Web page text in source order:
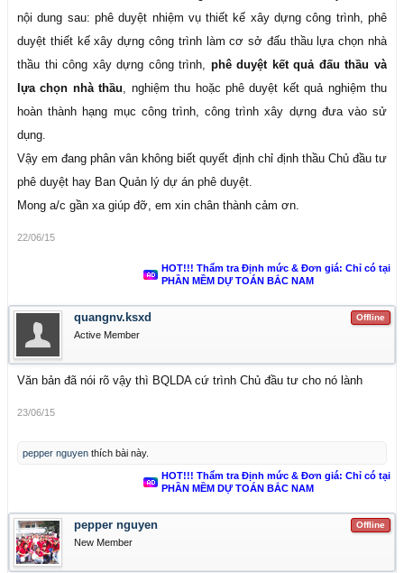
nội dung sau: phê duyệt nhiệm vụ thiết kế xây dựng công trình, phê
duyệt thiết kế xây dựng công trình làm cơ sở đấu thầu lựa chọn nhà
thầu thi công xây dựng công trình, phê duyệt kết quả đấu thầu và
lựa chọn nhà thầu, nghiệm thu hoặc phê duyệt kết quả nghiệm thu
hoàn thành hạng mục công trình, công trình xây dựng đưa vào sử
dụng.
Vậy em đang phân vân không biết quyết định chỉ định thầu Chủ đầu tư
phê duyệt hay Ban Quản lý dự án phê duyệt.
Mong a/c gần xa giúp đỡ, em xin chân thành cảm ơn.
22/06/15
HOT!!! Thẩm tra Định mức & Đơn giá: Chỉ có tại
PHẦN MỀM DỰ TOÁN BẮC NAM
Offline
quangnv.ksxd
Active Member
Văn bản đã nói rõ vậy thì BQLDA cứ trình Chủ đầu tư cho nó lành
23/06/15
pepper nguyen thích bài này.
HOT!!! Thẩm tra Định mức & Đơn giá: Chỉ có tại
PHẦN MỀM DỰ TOÁN BẮC NAM
Offline
pepper nguyen
New Member